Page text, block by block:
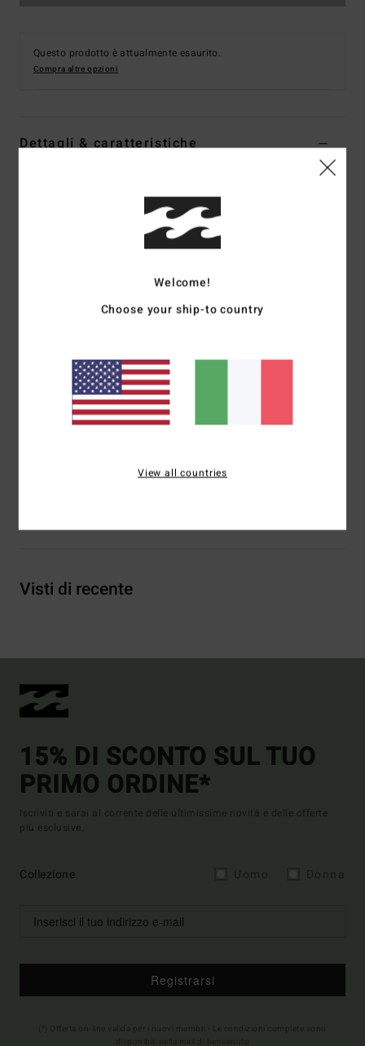
Questo prodotto è attualmente esaurito.
Compra altre opzioni
Dettagli & caratteristiche
Felpa con cerniera integrale e cappuccio Nero Donna
Codice colore
collezione Core
poliestere riciclato (20%)
Maniche:Maniche lunghe
Chiusura:chiusura con cerniera integrale
Marcatura:serigrafia sul petto
Visti di recente
15% DI SCONTO SUL TUO
PRIMO ORDINE*
Iscriviti e sarai al corrente delle ultimissime novità e delle offerte
più esclusive.
Collezione
Registrarsi
Welcome!
Choose your ship-to country
View all countries